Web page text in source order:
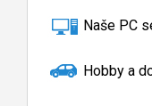
Naše PC
Hobby a